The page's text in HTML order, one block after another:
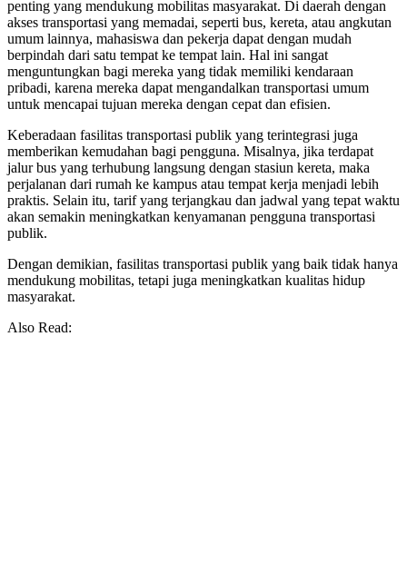
penting yang mendukung mobilitas masyarakat. Di daerah dengan
akses transportasi yang memadai, seperti bus, kereta, atau angkutan
umum lainnya, mahasiswa dan pekerja dapat dengan mudah
berpindah dari satu tempat ke tempat lain. Hal ini sangat
menguntungkan bagi mereka yang tidak memiliki kendaraan
pribadi, karena mereka dapat mengandalkan transportasi umum
untuk mencapai tujuan mereka dengan cepat dan efisien.
Keberadaan fasilitas transportasi publik yang terintegrasi juga
memberikan kemudahan bagi pengguna. Misalnya, jika terdapat
jalur bus yang terhubung langsung dengan stasiun kereta, maka
perjalanan dari rumah ke kampus atau tempat kerja menjadi lebih
praktis. Selain itu, tarif yang terjangkau dan jadwal yang tepat waktu
akan semakin meningkatkan kenyamanan pengguna transportasi
publik.
Dengan demikian, fasilitas transportasi publik yang baik tidak hanya
mendukung mobilitas, tetapi juga meningkatkan kualitas hidup
masyarakat.
Also Read: